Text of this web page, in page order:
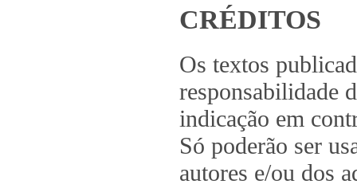
CRÉDITOS
Os textos
responsabilidade
indicação em
Só poderão ser
autores e/ou dos